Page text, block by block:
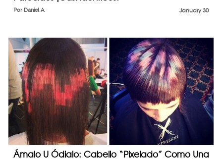
January 30
Por Daniel A.
Ámalo U Ódialo: Cabello “Pixelado” Como Una